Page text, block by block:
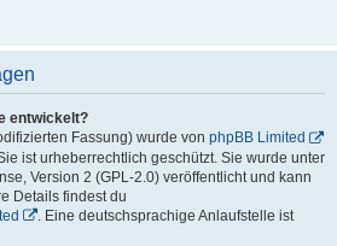
entwickelt?
Fassung) wurde von phpBB Limited
ist urheberrechtlich geschützt. Sie wurde unter
Version 2 (GPL-2.0) veröffentlicht und kann
Details findest du
. Eine deutschsprachige Anlaufstelle ist